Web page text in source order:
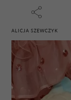
ALICJA SZEWCZYK